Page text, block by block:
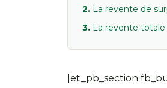
La revente de
La revente totale
[et_pb_section